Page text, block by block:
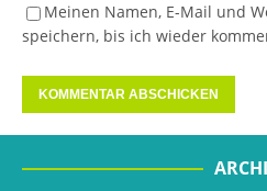
Meinen Namen, E-Mail und
speichern, bis ich wieder